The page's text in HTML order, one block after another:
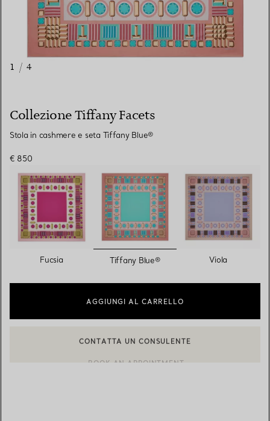
1 / 4
Collezione Tiffany Facets
Stola in cashmere e seta Tiffany Blue®
€ 850
Fucsia selezionato/i
Tiffany Blue® Viola
AGGIUNGI AL CARRELLO